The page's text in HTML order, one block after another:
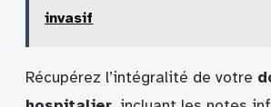
invasif
Récupérez l’intégralité de votre